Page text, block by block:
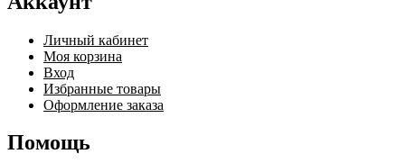
Личный кабинет
Моя корзина
Вход
Избранные товары
Оформление заказа
Помощь